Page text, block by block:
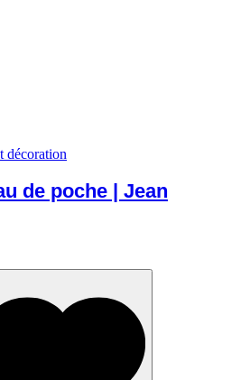
décoration
de poche | Jean